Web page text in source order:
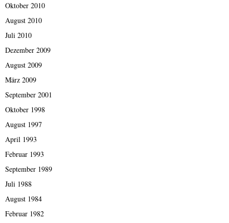
Oktober 2010
August 2010
Juli 2010
Dezember 2009
August 2009
März 2009
September 2001
Oktober 1998
August 1997
April 1993
Februar 1993
September 1989
Juli 1988
August 1984
Februar 1982